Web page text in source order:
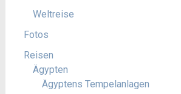
Weltreise
Fotos
Reisen
Ägypten
Ägyptens Tempelanlagen